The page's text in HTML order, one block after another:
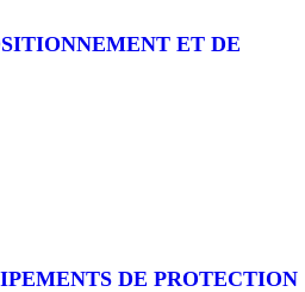
ET DE
DE PROTECTION